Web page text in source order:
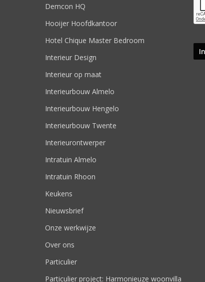
Demcon HQ
Hooijer Hoofdkantoor
Hotel Chique Master Bedroom
Interieur Design
Interieur op maat
Interieurbouw Almelo
Interieurbouw Hengelo
Interieurbouw Twente
Interieurontwerper
Intratuin Almelo
Intratuin Rhoon
Keukens
Nieuwsbrief
Onze werkwijze
Over ons
Particulier
Particulier project: Harmonieuze woonvilla